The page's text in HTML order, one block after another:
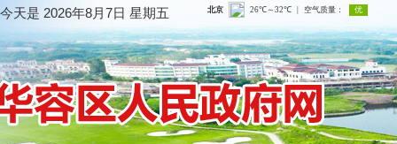
今天是 2026年8月7日 星期五